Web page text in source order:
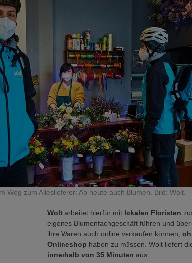
Weg zum Alleslieferer: Ab heute auch Blumen. Bild: Wolt.
Wolt arbeitet hierfür mit lokalen Floristen
eigenes Blumenfachgeschäft führen und
ihre Waren auch online verkaufen können,
Onlineshop haben zu müssen. Wolt liefert
innerhalb von 35 Minuten aus.